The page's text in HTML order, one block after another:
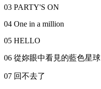
03 PARTY'S ON
04 One in a million
05 HELLO
06 從妳眼中看見的藍色星球
07 回不去了